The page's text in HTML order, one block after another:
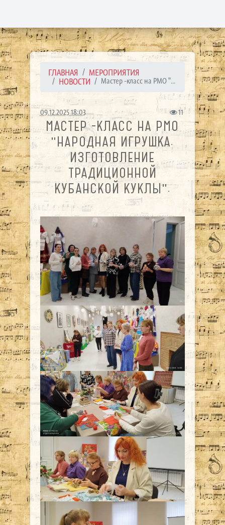
ГЛАВНАЯ
МЕРОПРИЯТИЯ
НОВОСТИ
Мастер -класс на РМО "...
09.12.2025 18:03 11
МАСТЕР -КЛАСС НА РМО
"НАРОДНАЯ ИГРУШКА.
ИЗГОТОВЛЕНИЕ
ТРАДИЦИОННОЙ
КУБАНСКОЙ КУКЛЫ".